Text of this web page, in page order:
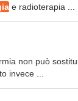
e radioterapia ...
non può
invece ...